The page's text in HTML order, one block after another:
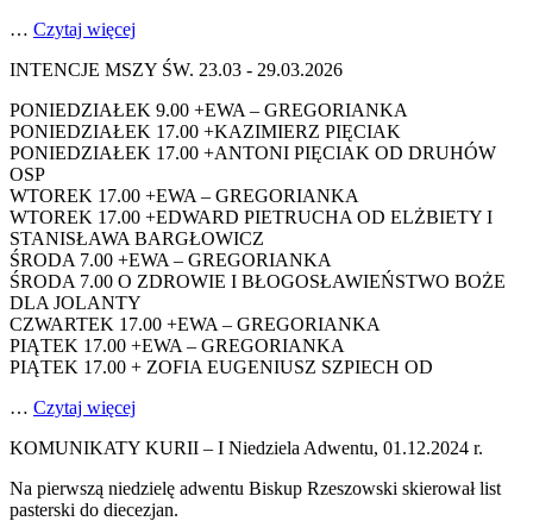
… Czytaj więcej
INTENCJE MSZY ŚW. 23.03 - 29.03.2026
PONIEDZIAŁEK 9.00 +EWA – GREGORIANKA
PONIEDZIAŁEK 17.00 +KAZIMIERZ PIĘCIAK
PONIEDZIAŁEK 17.00 +ANTONI PIĘCIAK OD DRUHÓW
OSP
WTOREK 17.00 +EWA – GREGORIANKA
WTOREK 17.00 +EDWARD PIETRUCHA OD ELŻBIETY I
STANISŁAWA BARGŁOWICZ
ŚRODA 7.00 +EWA – GREGORIANKA
ŚRODA 7.00 O ZDROWIE I BŁOGOSŁAWIEŃSTWO BOŻE
DLA JOLANTY
CZWARTEK 17.00 +EWA – GREGORIANKA
PIĄTEK 17.00 +EWA – GREGORIANKA
PIĄTEK 17.00 + ZOFIA EUGENIUSZ SZPIECH OD
… Czytaj więcej
KOMUNIKATY KURII – I Niedziela Adwentu, 01.12.2024 r.
Na pierwszą niedzielę adwentu Biskup Rzeszowski skierował list
pasterski do diecezjan.